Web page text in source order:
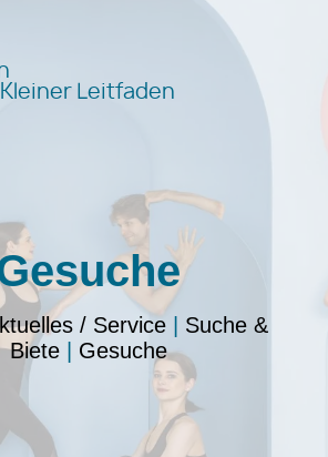
Leitfaden
/ Service
Suche &
Biete| Gesuche